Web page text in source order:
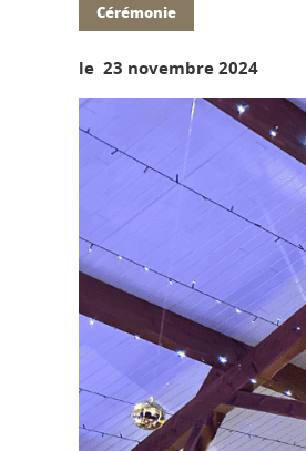
Cérémonie
le 23 novembre 2024